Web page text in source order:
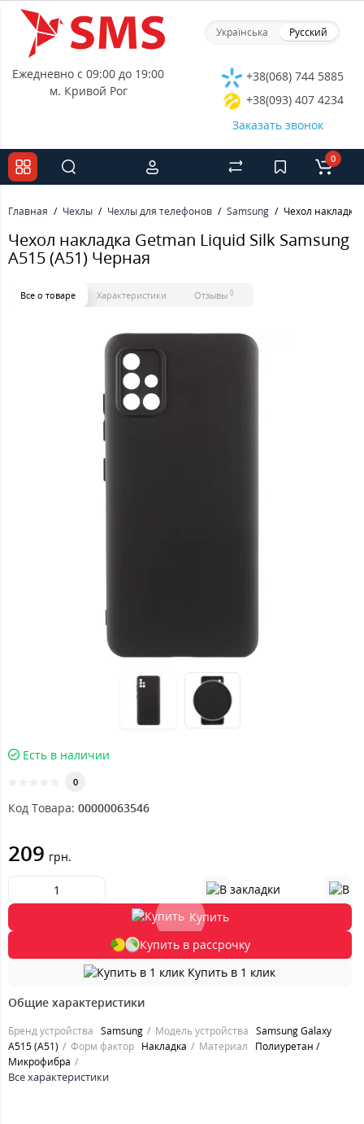
Українська Русский
Ежедневно с 09:00 до 19:00
м. Кривой Рог
+38(068) 744 5885
+38(093) 407 4234
Заказать звонок
0
Главная Чехлы Чехлы для телефонов Samsung Чехол накладка
Чехол накладка Getman Liquid Silk Samsung
A515 (A51) Черная
Все о товаре Характеристики Отзывы 0
Есть в наличии
0
Код Товара: 00000063546
209 грн.
Купить
Купить в рассрочку
Купить в 1 клик
Общие характеристики
Бренд устройства Samsung Модель устройства Samsung Galaxy
A515 (A51)
Форм фактор Накладка Материал
Полиуретан /
Микрофибра
Все характеристики